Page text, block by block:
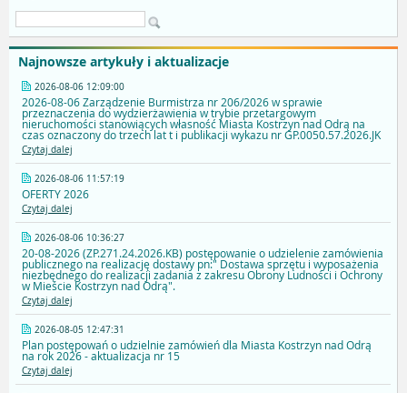
Najnowsze artykuły i aktualizacje
2026-08-06 12:09:00
2026-08-06 Zarządzenie Burmistrza nr 206/2026 w sprawie
przeznaczenia do wydzierżawienia w trybie przetargowym
nieruchomości stanowiących własność Miasta Kostrzyn nad Odrą na
czas oznaczony do trzech lat t i publikacji wykazu nr GP.0050.57.2026.JK
Czytaj dalej
2026-08-06 11:57:19
OFERTY 2026
Czytaj dalej
2026-08-06 10:36:27
20-08-2026 (ZP.271.24.2026.KB) postępowanie o udzielenie zamówienia
publicznego na realizację dostawy pn:" Dostawa sprzętu i wyposażenia
niezbędnego do realizacji zadania z zakresu Obrony Ludności i Ochrony
w Mieście Kostrzyn nad Odrą".
Czytaj dalej
2026-08-05 12:47:31
Plan postępowań o udzielnie zamówień dla Miasta Kostrzyn nad Odrą
na rok 2026 - aktualizacja nr 15
Czytaj dalej